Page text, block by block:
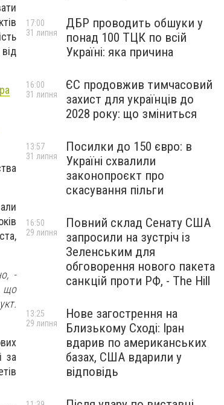
-
що
за
ДБР проводить обшуки у
понад 100 ТЦК по всій
Україні: яка причина
17:00
31 липня
ЄС продовжив тимчасовий
захист для українців до
2028 року: що зміниться
16:00
31 липня
Посилки до 150 євро: в
Україні схвалили
законопроєкт про
скасування пільги
13:57
31 липня
Повний склад Сенату США
запросили на зустріч із
Зеленським для
обговорення нового пакета
санкцій проти РФ, - The Hill
16:50
29 липня
Нове загострення на
Близькому Сході: Іран
вдарив по американських
базах, США вдарили у
відповідь
13:25
29 липня